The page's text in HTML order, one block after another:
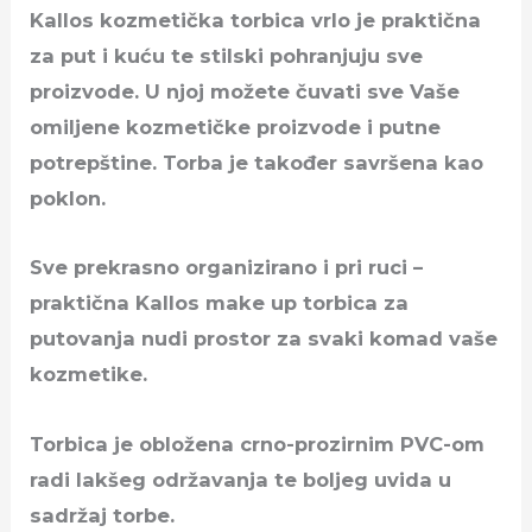
Kallos kozmetička torbica vrlo je praktična
za put i kuću te stilski pohranjuju sve
proizvode. U njoj možete čuvati sve Vaše
omiljene kozmetičke proizvode i putne
potrepštine. Torba je također savršena kao
poklon.
Sve prekrasno organizirano i pri ruci –
praktična Kallos make up torbica za
putovanja nudi prostor za svaki komad vaše
kozmetike.
Torbica je obložena crno-prozirnim PVC-om
radi lakšeg održavanja te boljeg uvida u
sadržaj torbe.